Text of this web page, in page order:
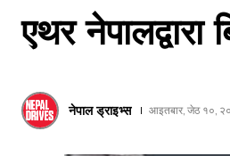
एथर
नेपाल ड्राइभ्स आइतबार, जेठ १०,